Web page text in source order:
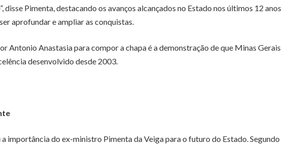
Pimenta, destacando os avanços alcançados no Estado nos últimos 12 anos
aprofundar e ampliar as conquistas.
Antonio Anastasia para compor a chapa é a demonstração de que Minas Gerais
desenvolvido desde 2003.
importância do ex-ministro Pimenta da Veiga para o futuro do Estado. Segundo